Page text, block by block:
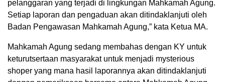
pelanggaran yang terjadi di lingkungan Mahkamah Agung.
Setiap laporan dan pengaduan akan ditindaklanjuti oleh
Badan Pengawasan Mahkamah Agung,” kata Ketua MA.
Mahkamah Agung sedang membahas dengan KY untuk
keturutsertaan masyarakat untuk menjadi mysterious
shoper yang mana hasil laporannya akan ditindaklanjuti